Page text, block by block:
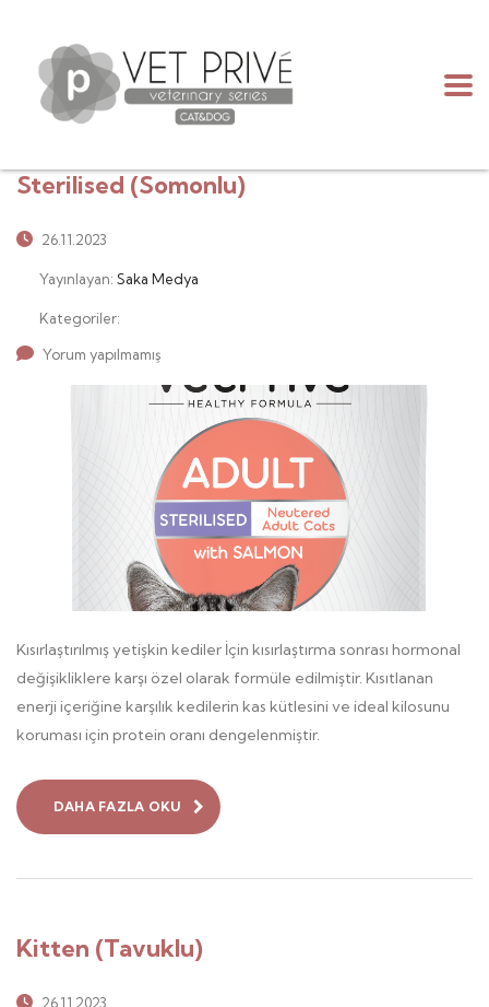
Sterilised (Somonlu)
26.11.2023
Yayınlayan: Saka Medya
Kategoriler:
Yorum yapılmamış
Kısırlaştırılmış yetişkin kediler İçin kısırlaştırma sonrası hormonal
değişikliklere karşı özel olarak formüle edilmiştir. Kısıtlanan
enerji içeriğine karşılık kedilerin kas kütlesini ve ideal kilosunu
koruması için protein oranı dengelenmiştir.
DAHA FAZLA OKU
Kitten (Tavuklu)
26.11.2023